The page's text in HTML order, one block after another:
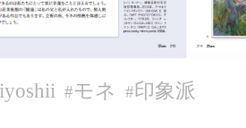
#モネ #印象派